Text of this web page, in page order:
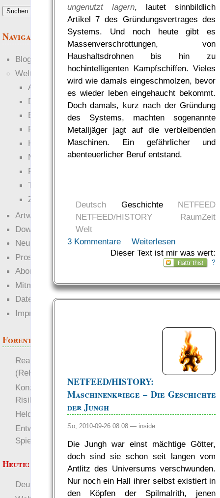
ungenutzt lagern, lautet sinnbildlich
Artikel 7 des Gründungsvertrages des
Systems. Und noch heute gibt es
Massenverschrottungen, von
Haushaltsdrohnen bis hin zu
hochintelligenten Kampfschiffen. Vieles
wird wie damals eingeschmolzen, bevor
es wieder leben eingehaucht bekommt.
Doch damals, kurz nach der Gründung
des Systems, machten sogenannte
Metalljäger jagt auf die verbleibenden
Maschinen. Ein gefährlicher und
abenteuerlicher Beruf entstand.
Deutsch Geschichte
NETFEED
NETFEED/HISTORY
RaumZeit
Welt
3 Kommentare
Weiterlesen
Dieser Text ist mir was wert:
?
NETFEED/HISTORY:
Maschinenkriege – Die Geschichte
der Jungh
So, 2010-09-26 08:08 — inside
Die Jungh war einst mächtige Götter,
doch sind sie schon seit langen vom
Antlitz des Universums verschwunden.
Nur noch ein Hall ihrer selbst existiert in
den Köpfen der Spilmalrith, jenen
Navigation
Blogs
Welten
Ante Portas
Die neuen Lande
EWS-X
Freihändler
Hinter der Welt
Magie
RaumZeit
Technophob
Zettel-RPG
Artwork
Downloads
Neuigkeiten
Prosa
Abonnieren
Mitmachen
Datenschutz
Impressum
Forenthemen
Realistische Kämpfe
(ReKa)
Konzept für Schwächen:
Risiko
Heldendokument
Entwicklung von
Spielwelten
more
Heute:
Deutsch
RaumZeit
Anforderungen.“
— RowC
was Leute sagen…